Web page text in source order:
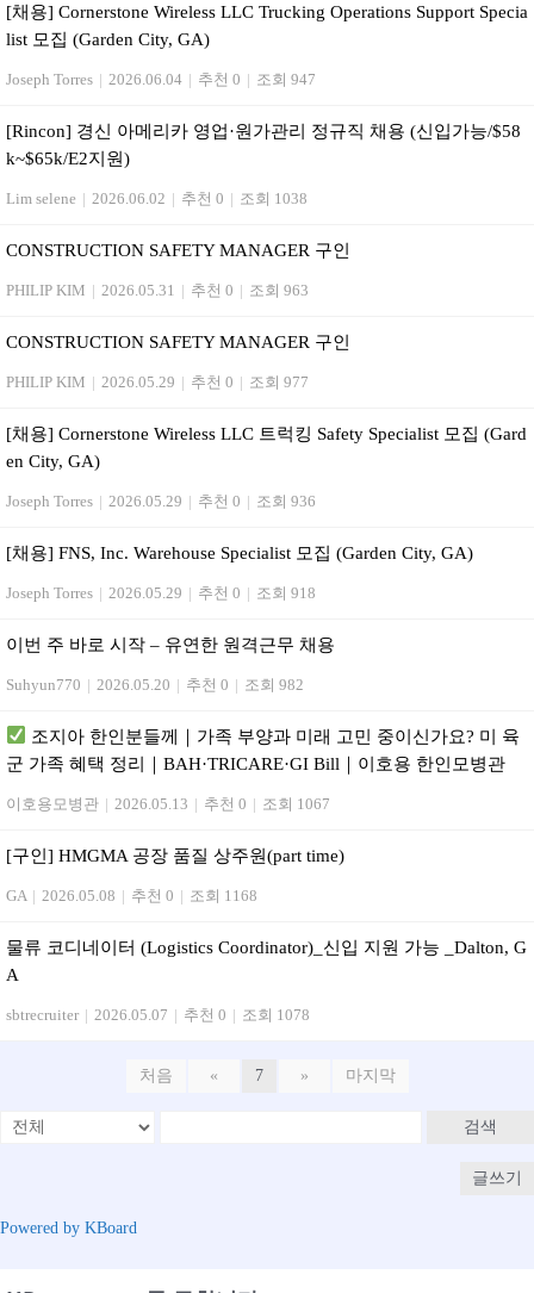
[채용] Cornerstone Wireless LLC Trucking Operations Support Specia
list 모집 (Garden City, GA)
Joseph Torres | 2026.06.04 | 추천 0 | 조회 947
[Rincon] 경신 아메리카 영업·원가관리 정규직 채용 (신입가능/$58
k~$65k/E2지원)
Lim selene | 2026.06.02 | 추천 0 | 조회 1038
CONSTRUCTION SAFETY MANAGER 구인
PHILIP KIM | 2026.05.31 | 추천 0 | 조회 963
CONSTRUCTION SAFETY MANAGER 구인
PHILIP KIM | 2026.05.29 | 추천 0 | 조회 977
[채용] Cornerstone Wireless LLC 트럭킹 Safety Specialist 모집 (Gard
en City, GA)
Joseph Torres | 2026.05.29 | 추천 0 | 조회 936
[채용] FNS, Inc. Warehouse Specialist 모집 (Garden City, GA)
Joseph Torres | 2026.05.29 | 추천 0 | 조회 918
이번 주 바로 시작 – 유연한 원격근무 채용
Suhyun770 | 2026.05.20 | 추천 0 | 조회 982
조지아 한인분들께｜가족 부양과 미래 고민 중이신가요? 미 육
군 가족 혜택 정리｜BAH·TRICARE·GI Bill｜이호용 한인모병관
이호용모병관 | 2026.05.13 | 추천 0 | 조회 1067
[구인] HMGMA 공장 품질 상주원(part time)
GA | 2026.05.08 | 추천 0 | 조회 1168
물류 코디네이터 (Logistics Coordinator)_신입 지원 가능 _Dalton, G
A
sbtrecruiter | 2026.05.07 | 추천 0 | 조회 1078
처음 « 7 » 마지막
검색
글쓰기
Powered by KBoard